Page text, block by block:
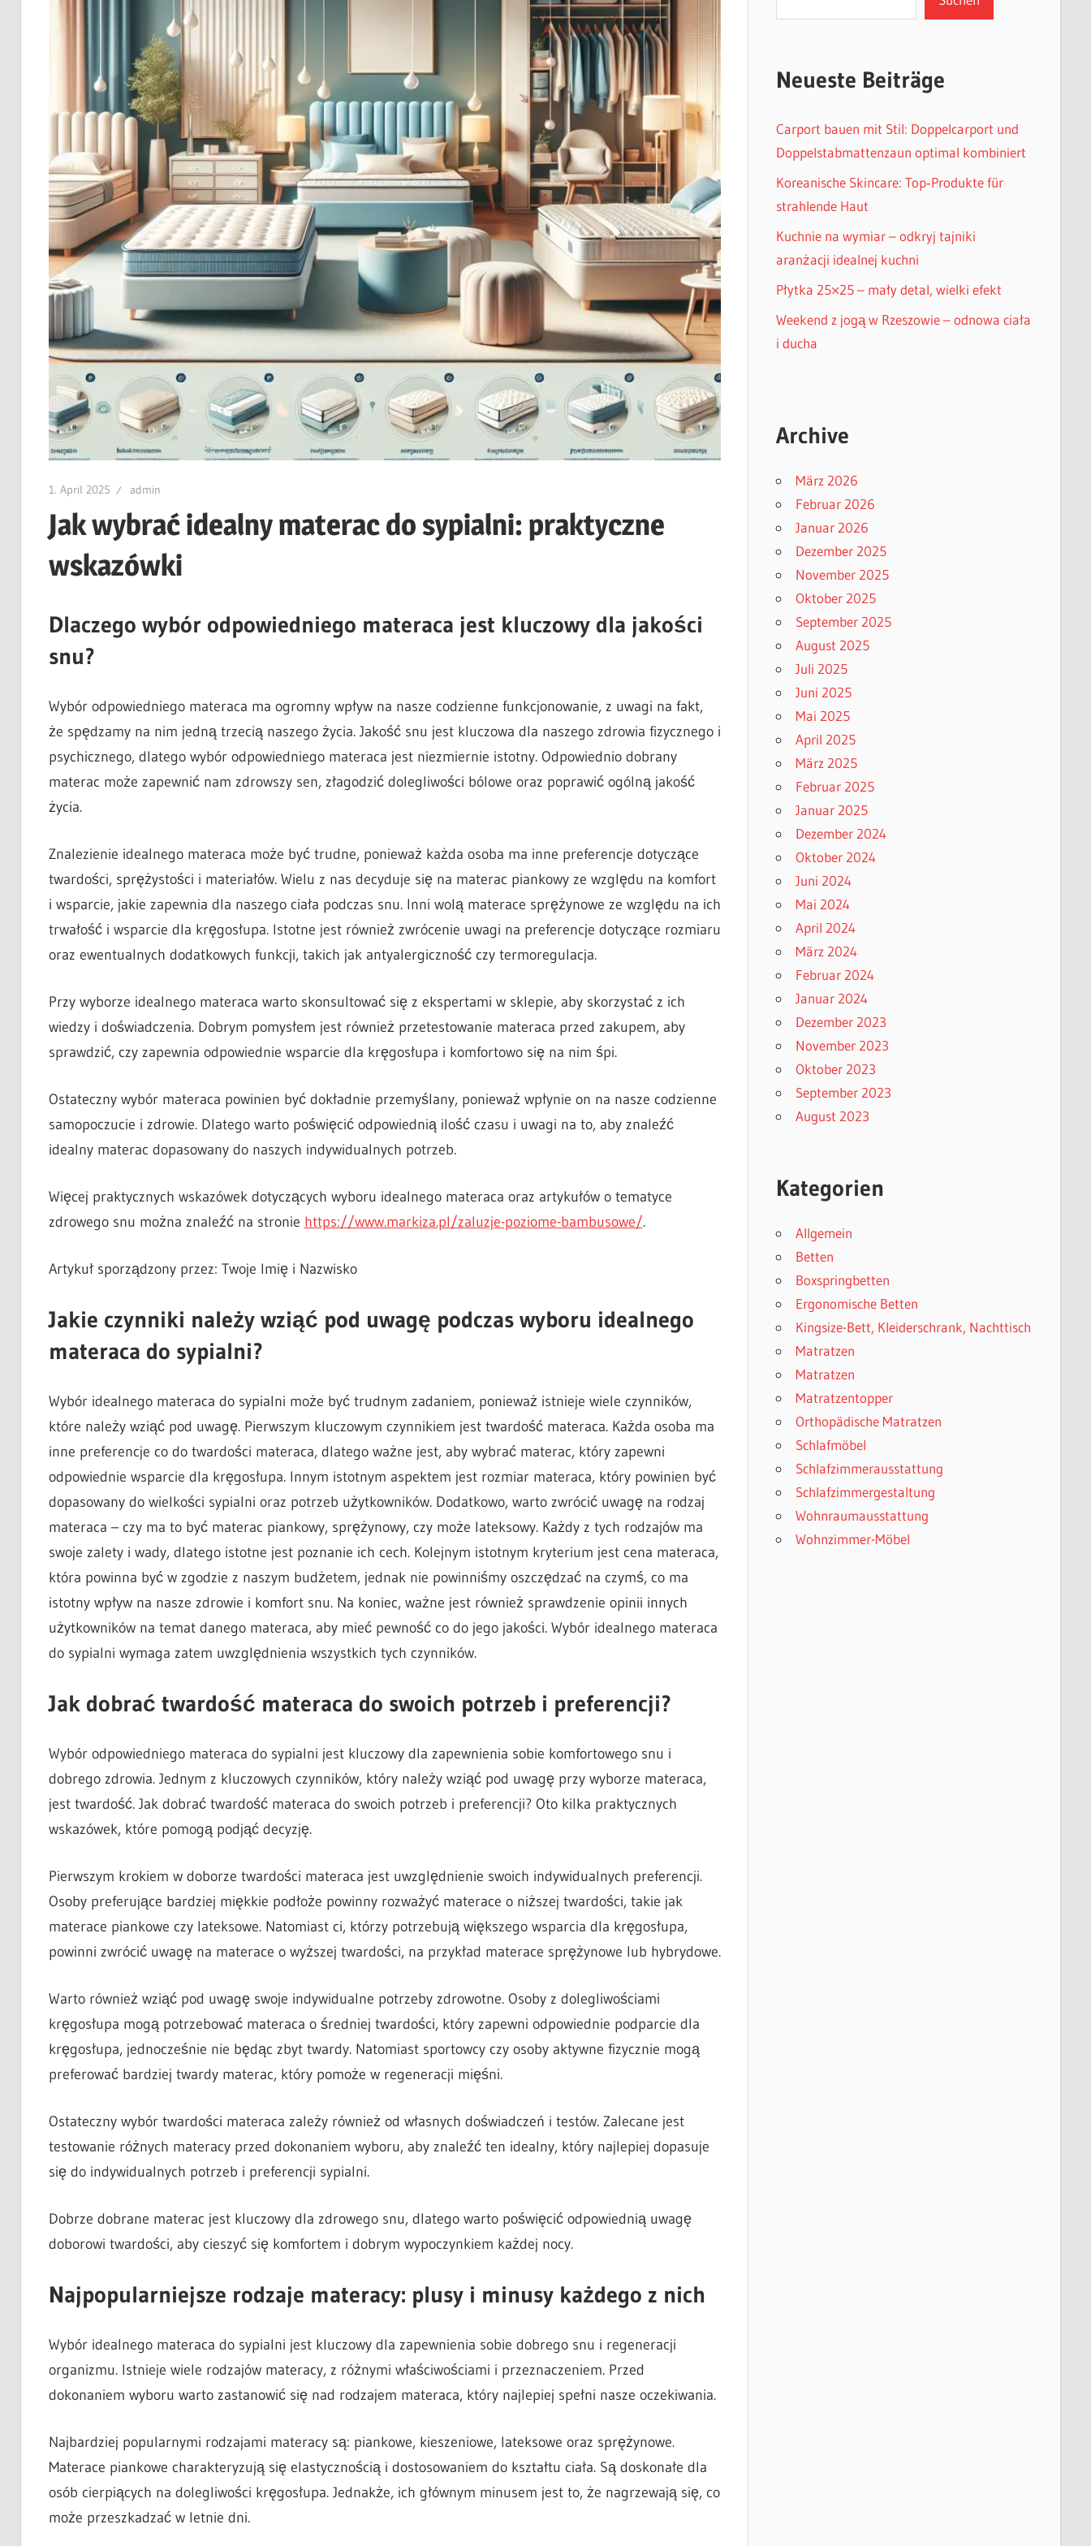
1. April 2025 admin
Jak wybrać idealny materac do sypialni: praktyczne
wskazówki
Dlaczego wybór odpowiedniego materaca jest kluczowy dla jakości
snu?
Wybór odpowiedniego materaca ma ogromny wpływ na nasze codzienne funkcjonowanie, z uwagi na fakt,
że spędzamy na nim jedną trzecią naszego życia. Jakość snu jest kluczowa dla naszego zdrowia fizycznego i
psychicznego, dlatego wybór odpowiedniego materaca jest niezmiernie istotny. Odpowiednio dobrany
materac może zapewnić nam zdrowszy sen, złagodzić dolegliwości bólowe oraz poprawić ogólną jakość
życia.
Znalezienie idealnego materaca może być trudne, ponieważ każda osoba ma inne preferencje dotyczące
twardości, sprężystości i materiałów. Wielu z nas decyduje się na materac piankowy ze względu na komfort
i wsparcie, jakie zapewnia dla naszego ciała podczas snu. Inni wolą materace sprężynowe ze względu na ich
trwałość i wsparcie dla kręgosłupa. Istotne jest również zwrócenie uwagi na preferencje dotyczące rozmiaru
oraz ewentualnych dodatkowych funkcji, takich jak antyalergiczność czy termoregulacja.
Przy wyborze idealnego materaca warto skonsultować się z ekspertami w sklepie, aby skorzystać z ich
wiedzy i doświadczenia. Dobrym pomysłem jest również przetestowanie materaca przed zakupem, aby
sprawdzić, czy zapewnia odpowiednie wsparcie dla kręgosłupa i komfortowo się na nim śpi.
Ostateczny wybór materaca powinien być dokładnie przemyślany, ponieważ wpłynie on na nasze codzienne
samopoczucie i zdrowie. Dlatego warto poświęcić odpowiednią ilość czasu i uwagi na to, aby znaleźć
idealny materac dopasowany do naszych indywidualnych potrzeb.
Więcej praktycznych wskazówek dotyczących wyboru idealnego materaca oraz artykułów o tematyce
zdrowego snu można znaleźć na stronie https://www.markiza.pl/zaluzje-poziome-bambusowe/.
Artykuł sporządzony przez: Twoje Imię i Nazwisko
Jakie czynniki należy wziąć pod uwagę podczas wyboru idealnego
materaca do sypialni?
Wybór idealnego materaca do sypialni może być trudnym zadaniem, ponieważ istnieje wiele czynników,
które należy wziąć pod uwagę. Pierwszym kluczowym czynnikiem jest twardość materaca. Każda osoba ma
inne preferencje co do twardości materaca, dlatego ważne jest, aby wybrać materac, który zapewni
odpowiednie wsparcie dla kręgosłupa. Innym istotnym aspektem jest rozmiar materaca, który powinien być
dopasowany do wielkości sypialni oraz potrzeb użytkowników. Dodatkowo, warto zwrócić uwagę na rodzaj
materaca – czy ma to być materac piankowy, sprężynowy, czy może lateksowy. Każdy z tych rodzajów ma
swoje zalety i wady, dlatego istotne jest poznanie ich cech. Kolejnym istotnym kryterium jest cena materaca,
która powinna być w zgodzie z naszym budżetem, jednak nie powinniśmy oszczędzać na czymś, co ma
istotny wpływ na nasze zdrowie i komfort snu. Na koniec, ważne jest również sprawdzenie opinii innych
użytkowników na temat danego materaca, aby mieć pewność co do jego jakości. Wybór idealnego materaca
do sypialni wymaga zatem uwzględnienia wszystkich tych czynników.
Jak dobrać twardość materaca do swoich potrzeb i preferencji?
Wybór odpowiedniego materaca do sypialni jest kluczowy dla zapewnienia sobie komfortowego snu i
dobrego zdrowia. Jednym z kluczowych czynników, który należy wziąć pod uwagę przy wyborze materaca,
jest twardość. Jak dobrać twardość materaca do swoich potrzeb i preferencji? Oto kilka praktycznych
wskazówek, które pomogą podjąć decyzję.
Pierwszym krokiem w doborze twardości materaca jest uwzględnienie swoich indywidualnych preferencji.
Osoby preferujące bardziej miękkie podłoże powinny rozważyć materace o niższej twardości, takie jak
materace piankowe czy lateksowe. Natomiast ci, którzy potrzebują większego wsparcia dla kręgosłupa,
powinni zwrócić uwagę na materace o wyższej twardości, na przykład materace sprężynowe lub hybrydowe.
Warto również wziąć pod uwagę swoje indywidualne potrzeby zdrowotne. Osoby z dolegliwościami
kręgosłupa mogą potrzebować materaca o średniej twardości, który zapewni odpowiednie podparcie dla
kręgosłupa, jednocześnie nie będąc zbyt twardy. Natomiast sportowcy czy osoby aktywne fizycznie mogą
preferować bardziej twardy materac, który pomoże w regeneracji mięśni.
Ostateczny wybór twardości materaca zależy również od własnych doświadczeń i testów. Zalecane jest
testowanie różnych materacy przed dokonaniem wyboru, aby znaleźć ten idealny, który najlepiej dopasuje
się do indywidualnych potrzeb i preferencji sypialni.
Dobrze dobrane materac jest kluczowy dla zdrowego snu, dlatego warto poświęcić odpowiednią uwagę
doborowi twardości, aby cieszyć się komfortem i dobrym wypoczynkiem każdej nocy.
Najpopularniejsze rodzaje materacy: plusy i minusy każdego z nich
Wybór idealnego materaca do sypialni jest kluczowy dla zapewnienia sobie dobrego snu i regeneracji
organizmu. Istnieje wiele rodzajów materacy, z różnymi właściwościami i przeznaczeniem. Przed
dokonaniem wyboru warto zastanowić się nad rodzajem materaca, który najlepiej spełni nasze oczekiwania.
Najbardziej popularnymi rodzajami materacy są: piankowe, kieszeniowe, lateksowe oraz sprężynowe.
Materace piankowe charakteryzują się elastycznością i dostosowaniem do kształtu ciała. Są doskonałe dla
osób cierpiących na dolegliwości kręgosłupa. Jednakże, ich głównym minusem jest to, że nagrzewają się, co
może przeszkadzać w letnie dni.
Neueste Beiträge
Carport bauen mit Stil: Doppelcarport und
Doppelstabmattenzaun optimal kombiniert
Koreanische Skincare: Top‑Produkte für
strahlende Haut
Kuchnie na wymiar – odkryj tajniki
aranżacji idealnej kuchni
Płytka 25×25 – mały detal, wielki efekt
Weekend z jogą w Rzeszowie – odnowa ciała
i ducha
Archive
März 2026
Februar 2026
Januar 2026
Dezember 2025
November 2025
Oktober 2025
September 2025
August 2025
Juli 2025
Juni 2025
Mai 2025
April 2025
März 2025
Februar 2025
Januar 2025
Dezember 2024
Oktober 2024
Juni 2024
Mai 2024
April 2024
März 2024
Februar 2024
Januar 2024
Dezember 2023
November 2023
Oktober 2023
September 2023
August 2023
Kategorien
Allgemein
Betten
Boxspringbetten
Ergonomische Betten
Kingsize-Bett, Kleiderschrank, Nachttisch
Matratzen
Matratzen
Matratzentopper
Orthopädische Matratzen
Schlafmöbel
Schlafzimmerausstattung
Schlafzimmergestaltung
Wohnraumausstattung
Wohnzimmer-Möbel